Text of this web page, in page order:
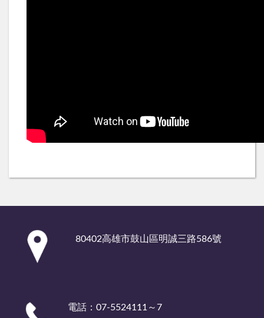
80402高雄市鼓山區明誠三路586號
電話：07-5524111～7